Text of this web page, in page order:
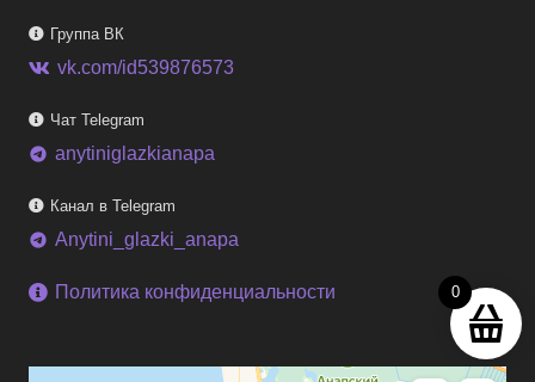
0
Группа ВК
vk.com/id539876573
Чат Telegram
telegram anytiniglazkianapa
Канал в Telegram
telegram Anytini_glazki_anapa
Политика конфиденциальности